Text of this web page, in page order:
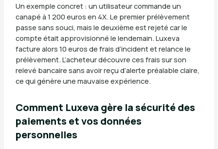
Un exemple concret : un utilisateur commande un
canapé à 1 200 euros en 4X. Le premier prélèvement
passe sans souci, mais le deuxième est rejeté car le
compte était approvisionné le lendemain. Luxeva
facture alors 10 euros de frais d’incident et relance le
prélèvement. L’acheteur découvre ces frais sur son
relevé bancaire sans avoir reçu d’alerte préalable claire,
ce qui génère une mauvaise expérience.
Comment Luxeva gère la sécurité des
paiements et vos données
personnelles